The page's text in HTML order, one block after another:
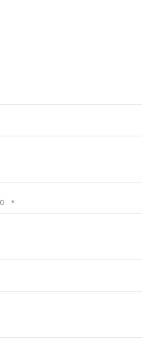
*